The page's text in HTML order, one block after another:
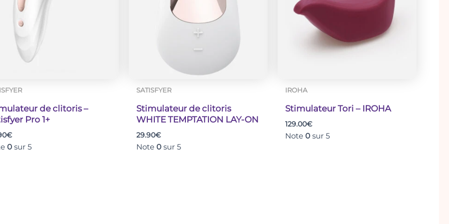
de clitoris –
Pro 1+
€
0 sur 5
SATISFYER
Stimulateur de clitoris
WHITE TEMPTATION LAY-ON
29.90€
Note 0sur 5
IROHA
Stimulateur Tori – IROHA
129.00€
Note 0sur 5